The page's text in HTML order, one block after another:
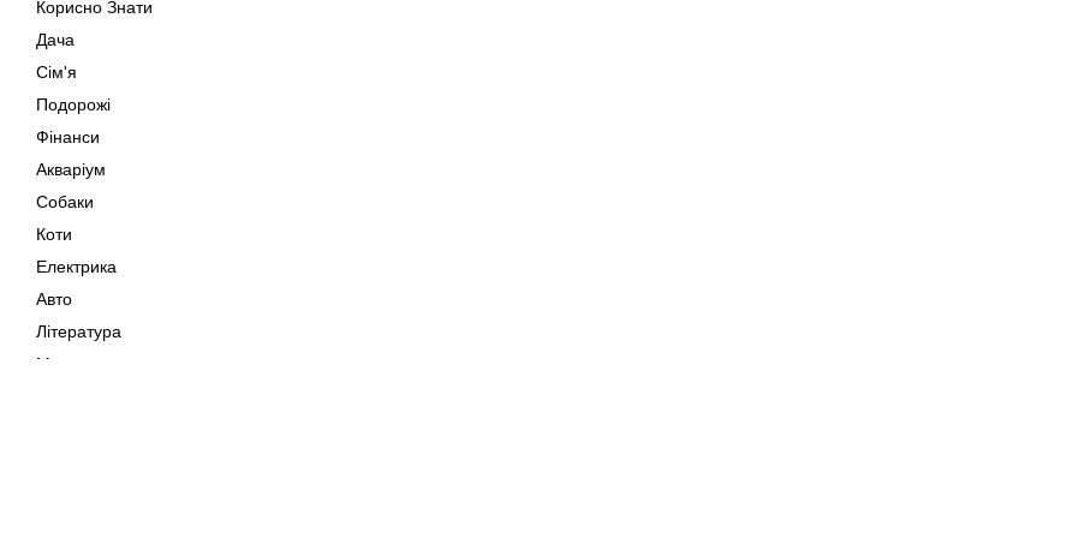
Корисно Знати
Дача
Сім'я
Подорожі
Фінанси
Акваріум
Собаки
Коти
Електрика
Авто
Література
Музика